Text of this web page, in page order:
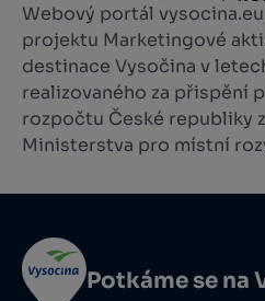
Webový portál
projektu Marketingové
destinace Vysočina v
realizovaného za přispění
rozpočtu České republiky
Ministerstva pro místní
Potkáme se na